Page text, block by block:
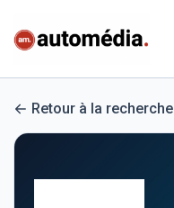
Retour à la recherche